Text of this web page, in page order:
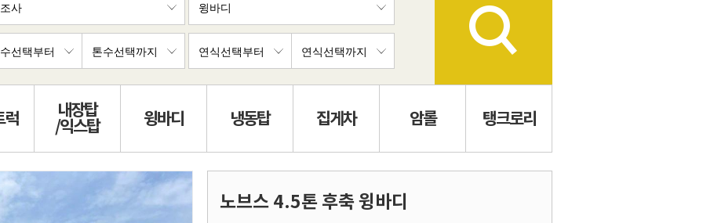
럭
내장탑
/익스탑
윙바디 냉동탑 집게차 암롤 탱크로리
노브스 4.5톤 후축 윙바디